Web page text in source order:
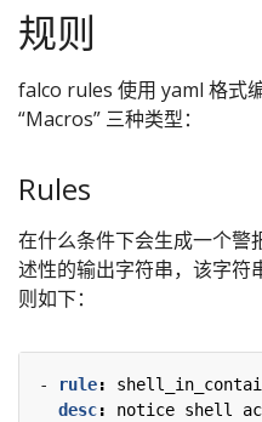
规则
falco rules 使用 yaml 格式编
“Macros” 三种类型：
Rules
在什么条件下会生成一个警
述性的输出字符串，该字符
则如下：
- rule:
desc:
notice shell